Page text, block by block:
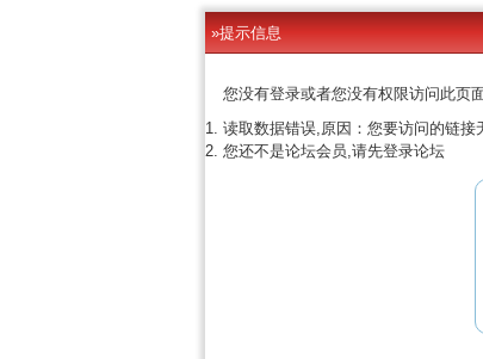
»提示信息
您没有登录或者您没有权限访问此页
读取数据错误,原因：您要访问的链
您还不是论坛会员,请先登录论坛